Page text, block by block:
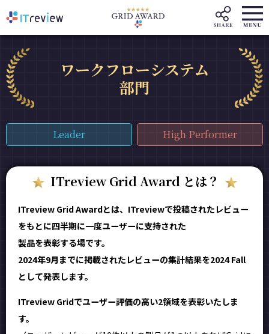
ワークフローシステム
部門
Leader High Performer
ITreview Grid Award とは？
ITreview Grid Awardとは、ITreviewで投稿されたレビュー
をもとに四半期に一度ユーザーに支持された
製品を表彰する場です。
2024年9月までに掲載されたレビューの集計結果を2024 Fall
として発表します。
ITreview Gridでユーザー評価の高い2領域を表彰いたしま
す。